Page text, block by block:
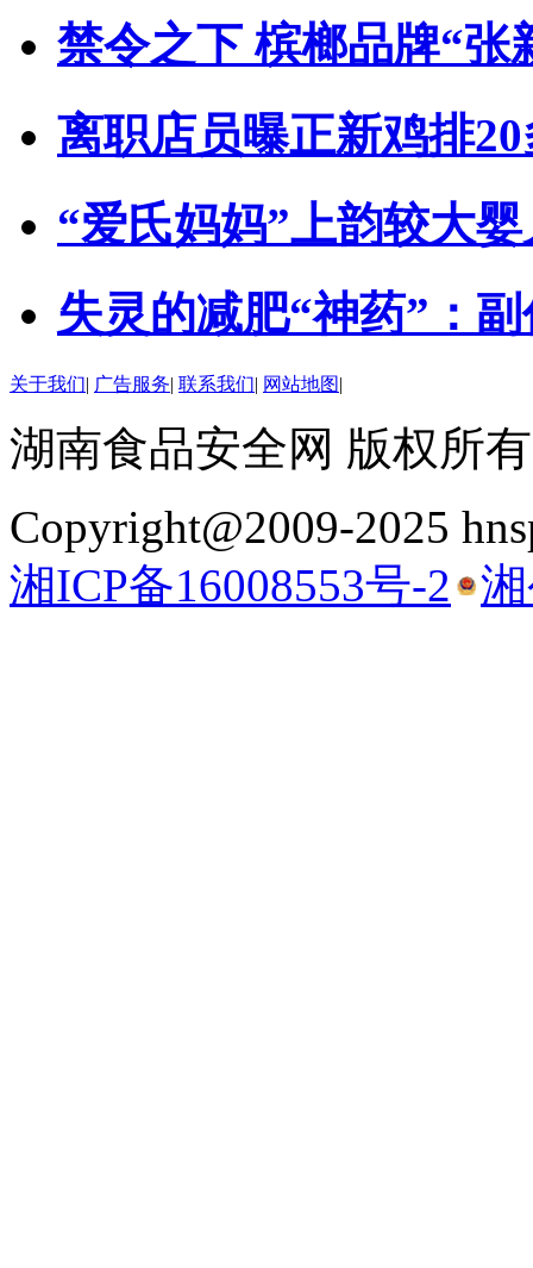
禁令之下 槟榔品牌“张
离职店员曝正新鸡排
“爱氏妈妈”上韵较大
失灵的减肥“神药”：
关于我们| 广告服务| 联系我们| 网站地图|
湖南食品安全网 版权所
Copyright@2009-2025
湘ICP备16008553号-2